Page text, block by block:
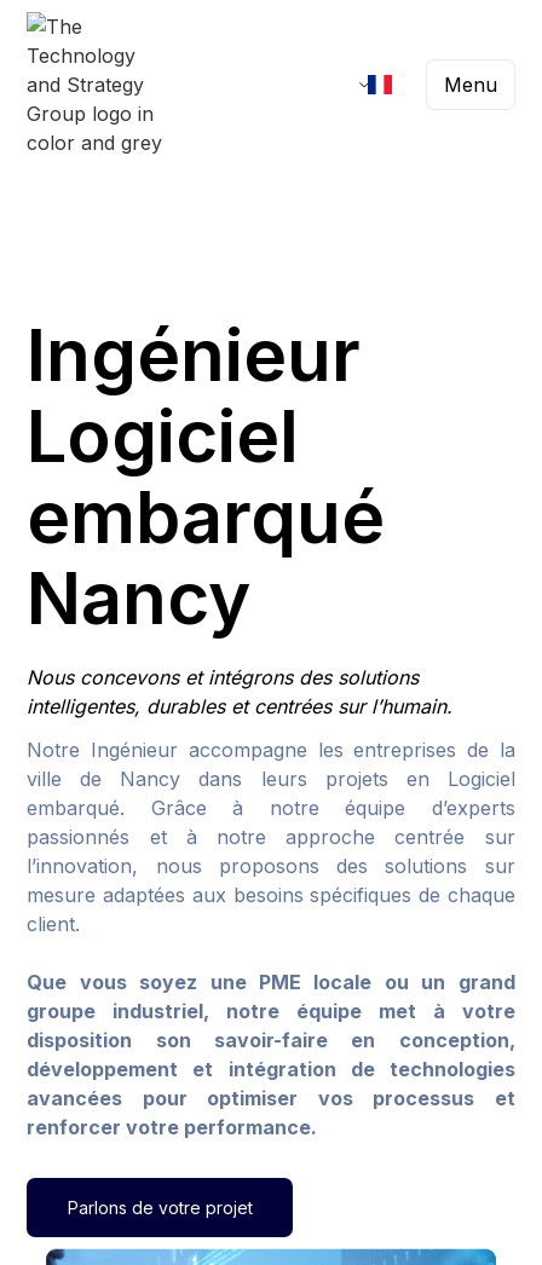
Menu
Ingénieur
Logiciel
embarqué
Nancy
Nous concevons et intégrons des solutions
intelligentes, durables et centrées sur l’humain.
Notre Ingénieur accompagne les entreprises de la
ville de Nancy dans leurs projets en Logiciel
embarqué. Grâce à notre équipe d’experts
passionnés et à notre approche centrée sur
l’innovation, nous proposons des solutions sur
mesure adaptées aux besoins spécifiques de chaque
client.
Que vous soyez une PME locale ou un grand
groupe industriel, notre équipe met à votre
disposition son savoir-faire en conception,
développement et intégration de technologies
avancées pour optimiser vos processus et
renforcer votre performance.
Parlons de votre projet